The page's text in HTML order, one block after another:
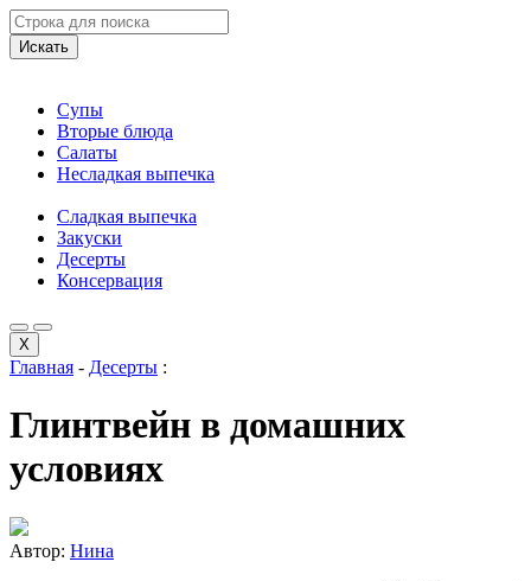
Искать
Супы
Вторые блюда
Салаты
Несладкая выпечка
Сладкая выпечка
Закуски
Десерты
Консервация
X
Главная - Десерты :
Глинтвейн в домашних
условиях
Автор: Нина